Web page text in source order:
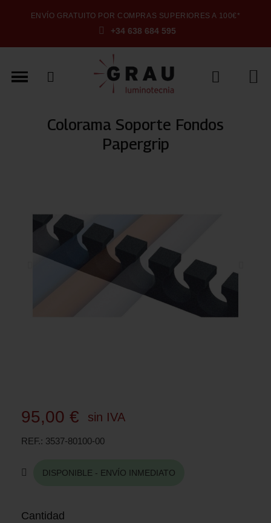
ENVÍO GRATUITO POR COMPRAS SUPERIORES A 100€*
+34 638 684 595
Colorama Soporte Fondos
Papergrip
95,00 € sin IVA
REF. 3537-80100-00
DISPONIBLE - ENVÍO INMEDIATO
Cantidad